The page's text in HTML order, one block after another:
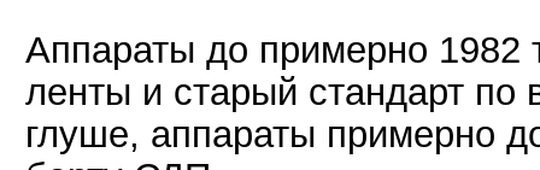
Аппараты до примерно 1982
ленты и старый стандарт по
глуше, аппараты примерно